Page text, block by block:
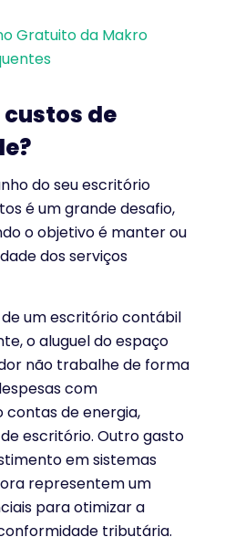
Gratuito da Makro
custos de
do seu escritório
é um grande desafio,
o objetivo é manter ou
dos serviços
um escritório contábil
o aluguel do espaço
não trabalhe de forma
com
de energia,
escritório. Outro gasto
em sistemas
representem um
para otimizar a
tributária.